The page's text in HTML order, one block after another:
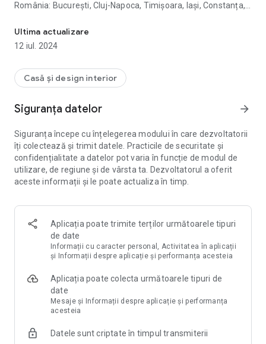
România: București, Cluj-Napoca, Timișoara, Iași, Constanța,
Pe Korter.ro găseşti anunțuri imobiliare din toată țară.
PROFITĂ GRATUIT APLICAȚIA KORTER:
- Căutare personalizată. Explorați anunțuri imobiliare, care
disponibile: după tip de locuința, zonă, sector, preț, an de
- Informații complete și detalii despre ansamblurile
rezidențiale și apartamente. Pentru fiecare proiect vei găsi
imagini și randări de înaltă calitate, etape dezvoltare, promoții
și oferte, informații despre dezvoltator imobiliar. Verificăm
personal toate detaliile astfel încât să poți lua o decizie
- Căutarea ușoară pe hartă. Dacă nu ești sigur de locația
proiectului, este ușor de verificat - oferim o vedere 3D pe
hartă, pentru a înțelege mai bine locația și împrejurimile.
- Favorite. Salvează rezultatele căutării în Favorite - astfel
încât să nu ratezi apartamentele preferate și casele ieftine.
Korter.ro – o alegere convenabilă pentru complexurile
rezidențiale din România, Republica Moldova și alte țări.
Aşteptaţi în viitorul apropiat o mulțime de actualizări și
noutăți pe Korter.ro.
Descarcă aplicația chiar acum și nu ezita să ne trimiți sugestii!
Ultima actualizare
12 iul. 2024
Casă și design interior
Siguranța datelor arrow_forward
Siguranța începe cu înțelegerea modului în care dezvoltatorii
îți colectează și trimit datele. Practicile de securitate și
confidențialitate a datelor pot varia în funcție de modul de
utilizare, de regiune și de vârsta ta. Dezvoltatorul a oferit
aceste informații și le poate actualiza în timp.
Aplicația poate trimite terților următoarele tipuri
de date
Informații cu caracter personal, Activitatea în aplicații
și Informații despre aplicație și performanța acesteia
Aplicația poate colecta următoarele tipuri de
date
Mesaje și Informații despre aplicație și performanța
acesteia
Datele sunt criptate în timpul transmiterii